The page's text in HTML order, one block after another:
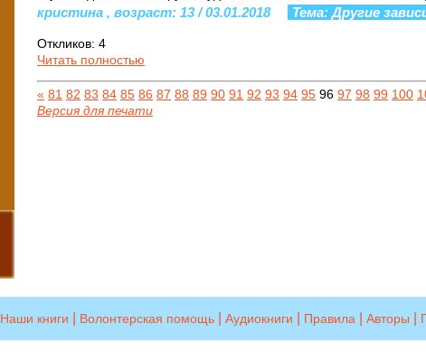
кристина , возраст: 13 / 03.01.2018 Тема: Другие
Откликов: 4
Читать полностью
« 81 82 83 84 85 86 87 88 89 90 91 92 93 94 95 96 97 98 99 100
Версия для печати
Наши книги Волонтерская помощь Аудиокниги Правила Авторы